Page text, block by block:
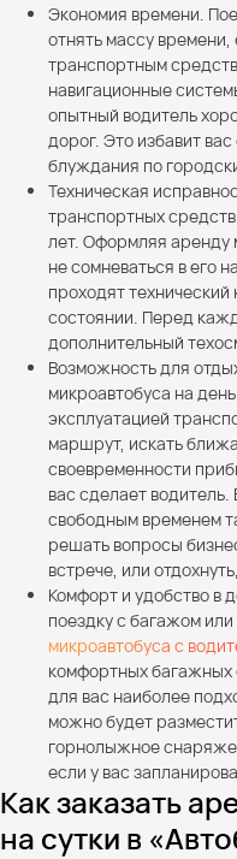
Экономия времени.
отнять массу
транспортным
навигационные
опытный водитель
дорог. Это избавит
блуждания по
Техническая
транспортных
лет. Оформляя аренду
не сомневаться в его
проходят
состоянии. Перед
дополнительный
Возможность для
микроавтобуса на
эксплуатацией
маршрут, искать
своевременности
вас сделает
свободным временем
решать вопросы
встрече, или
Комфорт и удобство в
поездку с багажом
микроавтобуса с
комфортных
для вас наиболее
можно будет
горнолыжное
если у вас
Как заказать
на сутки в